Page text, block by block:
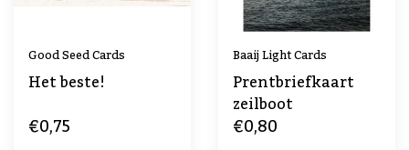
Good Seed Cards
Het beste!
€0,75
Baaij Light Cards
Prentbriefkaart
zeilboot
€0,80